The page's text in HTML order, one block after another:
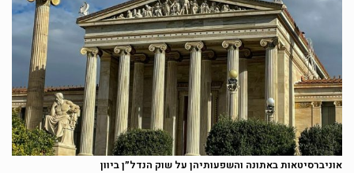
אוניברסיטאות באתונה והשפעותיהן על שוק הנדל״ן ביוון